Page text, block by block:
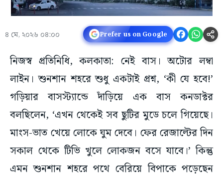
৪ মে, ২০২৬ ০৪:০০ Prefer us on Google
নিজস্ব প্রতিনিধি, কলকাতা: নেই বাস। অটোর লম্বা
লাইন। শুনশান শহরে শুধু একটাই প্রশ্ন, ‘কী যে হবে!’
গড়িয়ার বাসস্ট্যান্ডে দাঁড়িয়ে এক বাস কনডাক্টর
বলছিলেন, ‘এখন থেকেই সব ছুটির মুডে চলে গিয়েছে।
মাংস-ভাত খেয়ে লোকে ঘুম দেবে। ফের রেজাল্টের দিন
সকাল থেকে টিভি খুলে লোকজন বসে যাবে।’ কিন্তু
এমন শুনশান শহরে পথে বেরিয়ে বিপাকে পড়েছেন